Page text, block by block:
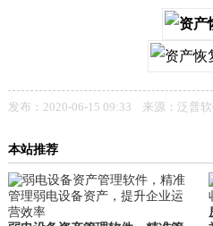
发布：2020-06-15 09:33 来源：泛普
本站推荐